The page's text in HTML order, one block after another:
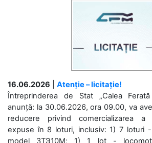
16.06.2026
Atenție – licitație!
Întreprinderea de Stat „Calea
anunță: la 30.06.2026, ora 09.00, va
reducere privind comercializarea a
expuse în 8 loturi, inclusiv: 1) 7 loturi
model 3ТЭ10М; 1) 1 lot -